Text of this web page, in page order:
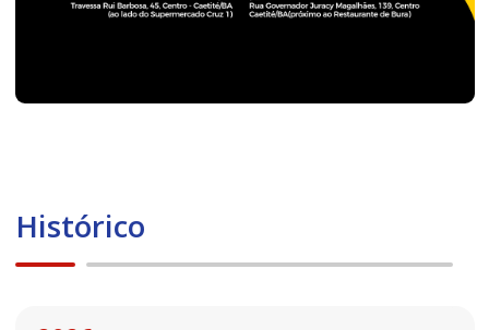
Histórico